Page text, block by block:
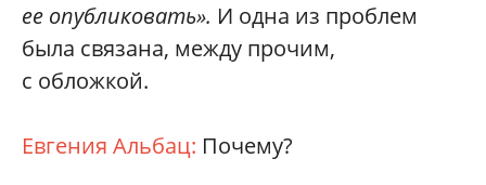
ее опубликовать». И одна из проблем
была связана, между прочим,
с обложкой.
Евгения Альбац: Почему?